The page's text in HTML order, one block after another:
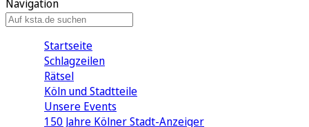
Navigation
Startseite
Schlagzeilen
Rätsel
Köln und Stadtteile
Unsere Events
150 Jahre Kölner Stadt-Anzeiger